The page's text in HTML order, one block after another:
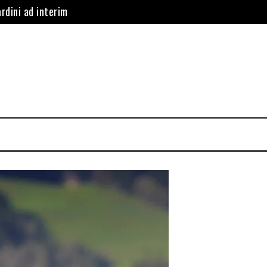
ad interim
per l’arrivo dell’americana Walmart